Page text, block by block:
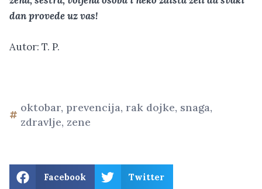
dan provede uz vas!
Autor: T. P.
oktobar, prevencija, rak dojke, snaga,
zdravlje, zene
Facebook Twitter